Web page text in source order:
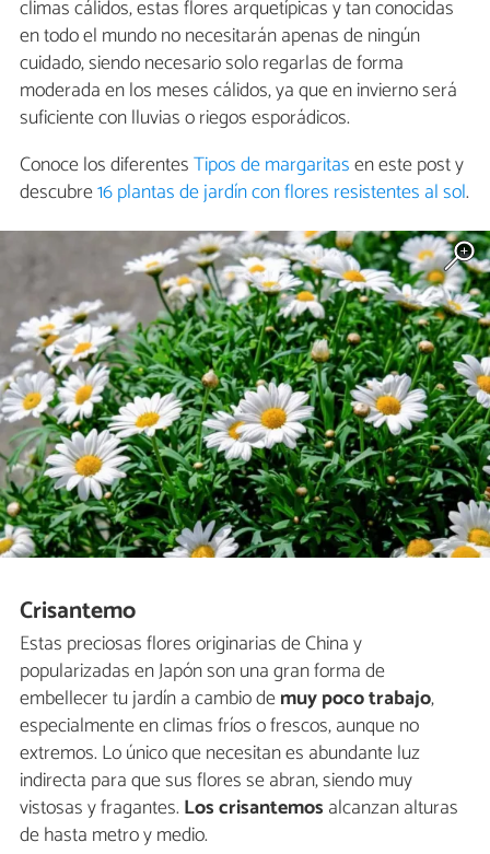
climas cálidos, estas flores arquetípicas y tan conocidas
en todo el mundo no necesitarán apenas de ningún
cuidado, siendo necesario solo regarlas de forma
moderada en los meses cálidos, ya que en invierno será
suficiente con lluvias o riegos esporádicos.
Conoce los diferentesTipos de margaritasen este post y
descubre16 plantas de jardín con flores resistentes al sol.
Crisantemo
Estas preciosas flores originarias de China y
popularizadas en Japón son una gran forma de
embellecer tu jardín a cambio demuy poco trabajo,
especialmente en climas fríos o frescos, aunque no
extremos. Lo único que necesitan es abundante luz
indirecta para que sus flores se abran, siendo muy
vistosas y fragantes. Los crisantemos alcanzan alturas
de hasta metro y medio.